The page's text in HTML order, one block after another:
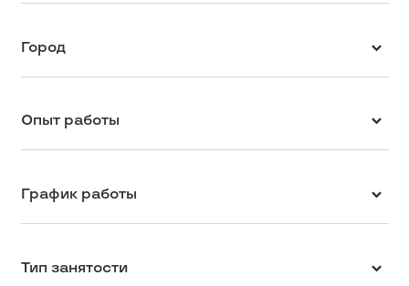
Город
Опыт работы
График работы
Тип занятости